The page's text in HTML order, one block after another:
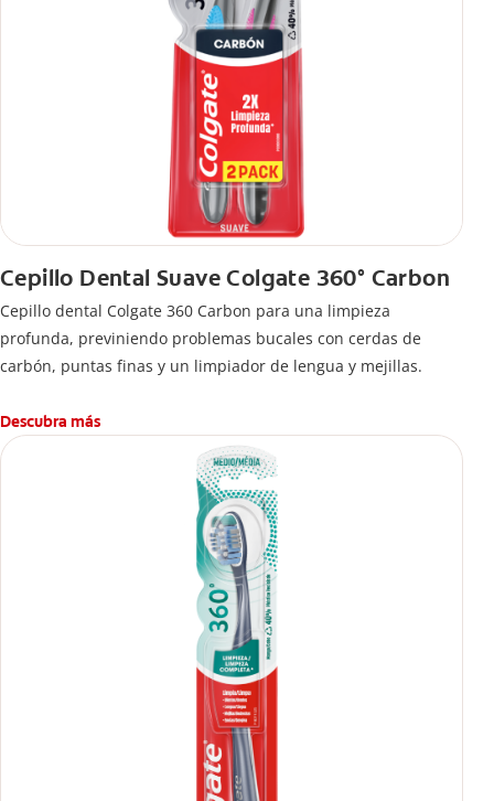
Cepillo Dental Suave Colgate 360° Carbon
Cepillo dental Colgate 360 ​​Carbon para una limpieza
profunda, previniendo problemas bucales con cerdas de
carbón, puntas finas y un limpiador de lengua y mejillas.
Descubra más